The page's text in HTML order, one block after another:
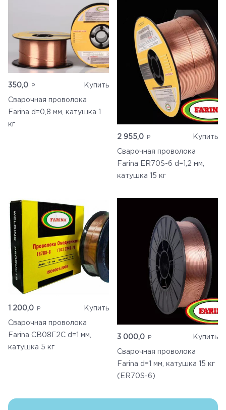
350,0 Купить
Сварочная проволока
Farina d=0,8 мм, катушка 1
кг
2 955,0 Купить
Сварочная проволока
Farina ER70S-6 d=1,2 мм,
катушка 15 кг
1 200,0 Купить
Сварочная проволока
Farina СВ08Г2С d=1 мм,
катушка 5 кг
3 000,0 Купить
Сварочная проволока
Farina d=1 мм, катушка 15 кг
(ER70S-6)
Главная
Каталог
Доставка